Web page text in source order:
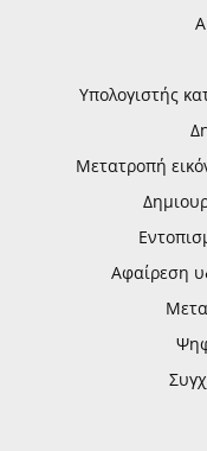
Υπολογιστής
Μετατροπή
Αφαίρεση